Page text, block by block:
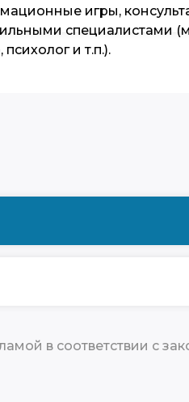
игры,
специалистами
психолог и т.п.).
в соответствии с